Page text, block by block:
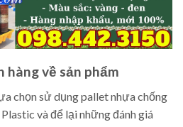
hàng về sản phẩm
chọn sử dụng pallet nhựa chống
và để lại những đánh giá